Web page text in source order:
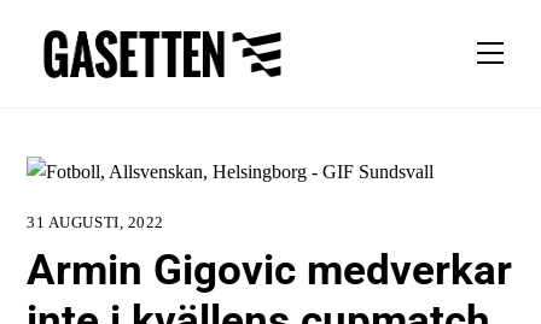
content
31 AUGUSTI, 2022
Armin Gigovic medverkar